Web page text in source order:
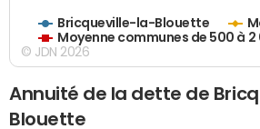
Bricqueville-la-Blouette
Moyenne communes de 500 à
© JDN 2026
Annuité de la dette de
Blouette